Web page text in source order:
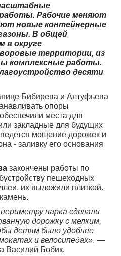
Рабочие меняют
новые контейнерные
В общей
в округе
территории, из
комплексные работы.
десяти
Бибирева и Алтуфьева
опоры
места для
закладные для будущих
мощение дорожек и
- заливку его основания
закончены работы по
пешеходных
их выложили плиткой.
парка сделали
дорожку с мелким,
детям было удобнее
и велосипедах», —
Василий Бобик.